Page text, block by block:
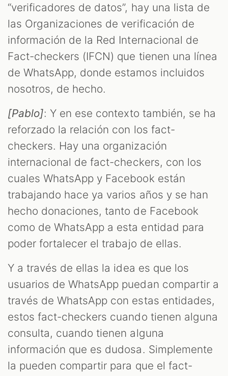
“verificadores de datos”, hay una lista de
las Organizaciones de verificación de
información de la Red Internacional de
Fact-checkers (IFCN) que tienen una línea
de WhatsApp, donde estamos incluidos
nosotros, de hecho.
[Pablo]: Y en ese contexto también, se ha
reforzado la relación con los fact-
checkers. Hay una organización
internacional de fact-checkers, con los
cuales WhatsApp y Facebook están
trabajando hace ya varios años y se han
hecho donaciones, tanto de Facebook
como de WhatsApp a esta entidad para
poder fortalecer el trabajo de ellas.
Y a través de ellas la idea es que los
usuarios de WhatsApp puedan compartir a
través de WhatsApp con estas entidades,
estos fact-checkers cuando tienen alguna
consulta, cuando tienen alguna
información que es dudosa. Simplemente
la pueden compartir para que el fact-